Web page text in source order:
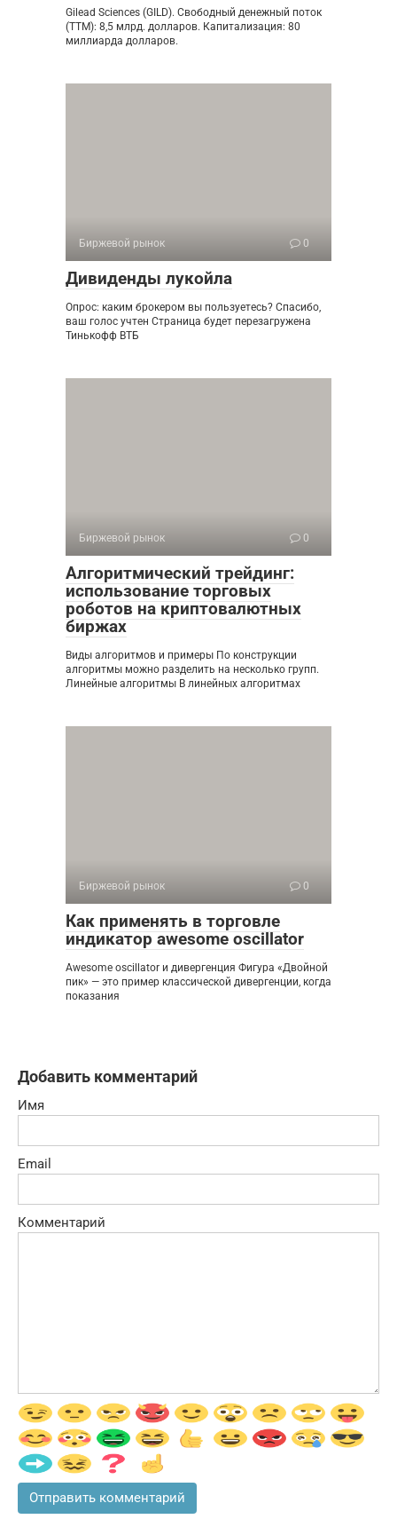
Gilead Sciences (GILD). Свободный денежный поток
(TTM): 8,5 млрд. долларов. Капитализация: 80
миллиарда долларов.
Биржевой рынок 0
Дивиденды лукойла
Опрос: каким брокером вы пользуетесь? Спасибо,
ваш голос учтен Страница будет перезагружена
Тинькофф ВТБ
Биржевой рынок 0
Алгоритмический трейдинг:
использование торговых
роботов на криптовалютных
биржах
Виды алгоритмов и примеры По конструкции
алгоритмы можно разделить на несколько групп.
Линейные алгоритмы В линейных алгоритмах
Биржевой рынок 0
Как применять в торговле
индикатор awesome oscillator
Awesome oscillator и дивергенция Фигура «Двойной
пик» — это пример классической дивергенции, когда
показания
Добавить комментарий
Имя
Email
Комментарий